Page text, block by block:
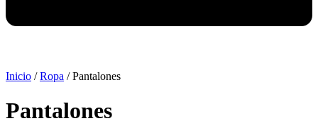
Inicio /Ropa / Pantalones
Pantalones